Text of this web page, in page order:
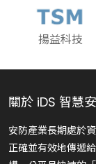
揚益科技
關於 iDS 智慧
安防產業長期處於
正確並有效地傳遞